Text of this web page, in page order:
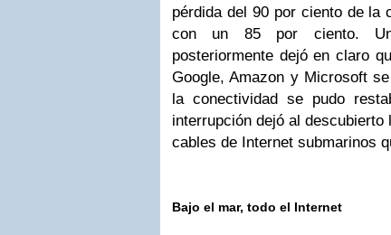
pérdida del 90 por ciento de la
con un 85 por ciento.
posteriormente dejó en claro
Google, Amazon y Microsoft
la conectividad se pudo
interrupción dejó al
cables de Internet submarinos
Bajo el mar, todo el Internet